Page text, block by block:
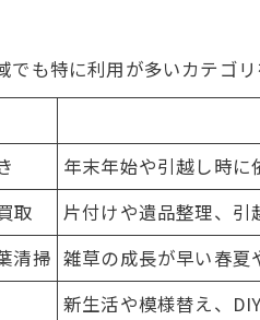
も特に利用が多いカテゴリ
年末年始や引越し時に
取
片付けや遺品整理、
清掃 雑草の成長が早い春夏
新生活や模様替え、